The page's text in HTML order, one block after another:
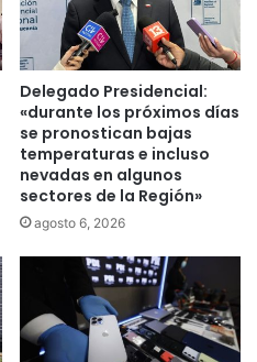
Delegado Presidencial:
«durante los próximos días
se pronostican bajas
temperaturas e incluso
nevadas en algunos
sectores de la Región»
agosto 6, 2026